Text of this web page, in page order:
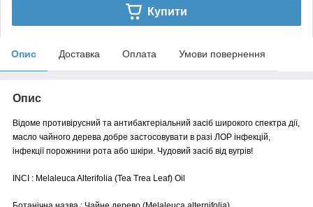
Купити
Опис Доставка Оплата Умови повернення
Опис
Відоме противірусний та антибактеріальний засіб широкого спектра дії,
масло чайного дерева добре застосовувати в разі ЛОР інфекцій,
інфекції порожнини рота або шкіри. Чудовий засіб від вугрів!
INCI : Melaleuca Alterifolia (Tea Trea Leaf) Oil